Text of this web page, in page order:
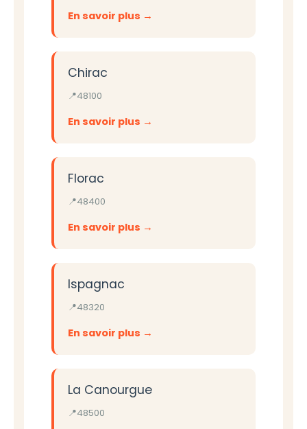
En savoir plus
Chirac
48100
En savoir plus
Florac
48400
En savoir plus
Ispagnac
48320
En savoir plus
La Canourgue
48500